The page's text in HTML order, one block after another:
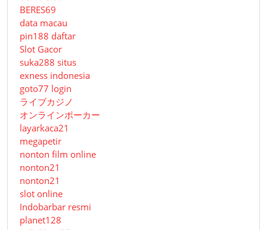
BERES69
data macau
pin188 daftar
Slot Gacor
suka288 situs
exness indonesia
goto77 login
ライブカジノ
オンラインポーカー
layarkaca21
megapetir
nonton film online
nonton21
nonton21
slot online
Indobarbar resmi
planet128